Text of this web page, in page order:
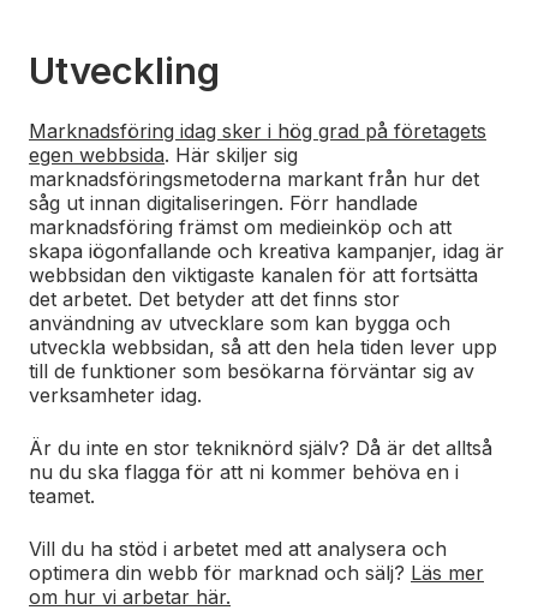
Utveckling
Marknadsföring idag sker i hög grad på företagets
egen webbsida. Här skiljer sig
marknadsföringsmetoderna markant från hur det
såg ut innan digitaliseringen. Förr handlade
marknadsföring främst om medieinköp och att
skapa iögonfallande och kreativa kampanjer, idag är
webbsidan den viktigaste kanalen för att fortsätta
det arbetet. Det betyder att det finns stor
användning av utvecklare som kan bygga och
utveckla webbsidan, så att den hela tiden lever upp
till de funktioner som besökarna förväntar sig av
verksamheter idag.
Är du inte en stor tekniknörd själv? Då är det alltså
nu du ska flagga för att ni kommer behöva en i
teamet.
Vill du ha stöd i arbetet med att analysera och
optimera din webb för marknad och sälj? Läs mer
om hur vi arbetar här.